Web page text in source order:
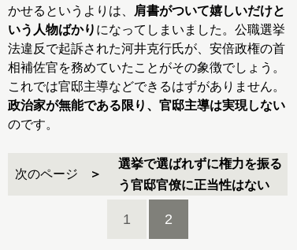
かせるというよりは、
肩書がついて嬉しいだけと
いう人物ばかり になってしまいました。公職選挙
法違反で起訴された河井克行氏が、安倍政権の首
相補佐官を務めていたことがその象徴でしょう。
これでは官邸主導などできるはずがありません。
政治家が無能である限り、官邸主導は実現しない
のです。
次のページ
選挙で選ばれずに権力を振る
う官邸官僚に正当性はない
1 2